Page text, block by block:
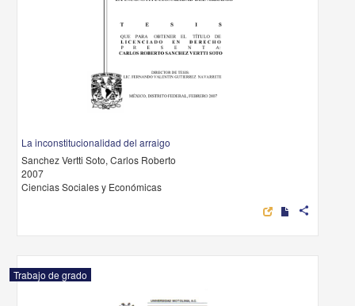
La inconstitucionalidad del arraigo
Sanchez Vertti Soto, Carlos Roberto
2007
Ciencias Sociales y Económicas
share
Trabajo de grado